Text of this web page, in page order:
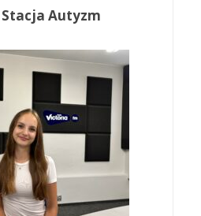
Autyzm